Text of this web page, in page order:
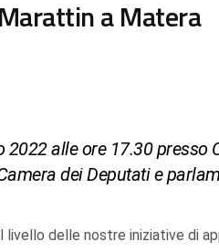
a Matera
alle ore 17.30 presso
dei Deputati e
livello delle nostre iniziative di